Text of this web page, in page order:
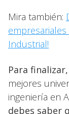
Mira también:
empresariales
Industrial!
Para finalizar,
mejores
ingeniería en
debes saber